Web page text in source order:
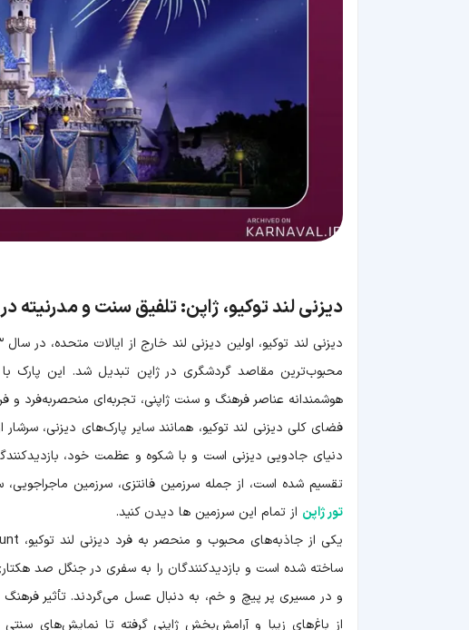
دیزنی لند توکیو، ژاپن: تلفیق سنت و مدرنیته
محبوب‌ترین مقاصد گردشگری در ژاپن تبدیل شد. این پارک با
هوشمندانه عناصر فرهنگ و سنت ژاپنی، تجربه‌ای منحصربه‌فرد و
فضای کلی دیزنی لند توکیو، همانند سایر پارک‌های دیزنی،
دنیای جادویی دیزنی است و با شکوه و عظمت خود،
تقسیم شده است، از جمله سرزمین فانتزی، سرزمین
تور ژاپن از تمام این سرزمین ها دیدن کنید.
ساخته شده است و بازدیدکنندگان را به سفری در جنگل صد
و در مسیری پر پیچ و خم، به دنبال عسل می‌گردند. تأثیر
از باغ‌های زیبا و آرامش‌بخش ژاپنی گرفته تا نمایش‌های